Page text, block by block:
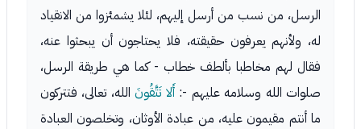
الرسل، من نسب من أرسل إليهم، لئلا يشمئزوا من الانقياد
له، ولأنهم يعرفون حقيقته، فلا يحتاجون أن يبحثوا عنه،
فقال لهم مخاطبا بألطف خطاب - كما هي طريقة الرسل،
صلوات الله وسلامه عليهم -:أَلا تَتَّقُونَالله، تعالى، فتتركون
ما أنتم مقيمون عليه، من عبادة الأوثان، وتخلصون العبادة